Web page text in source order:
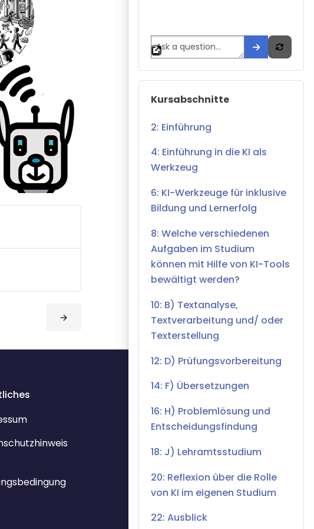
Kursabschnitte
2: Einführung
4: Einführung in die KI als
Werkzeug
6: KI-Werkzeuge für inklusive
Bildung und Lernerfolg
8: Welche verschiedenen
Aufgaben im Studium
können mit Hilfe von KI-Tools
bewältigt werden?
10: B) Textanalyse,
Textverarbeitung und/ oder
Texterstellung
12: D) Prüfungsvorbereitung
14: F) Übersetzungen
16: H) Problemlösung und
Entscheidungsfindung
18: J) Lehramtsstudium
20: Reflexion über die Rolle
von KI im eigenen Studium
22: Ausblick